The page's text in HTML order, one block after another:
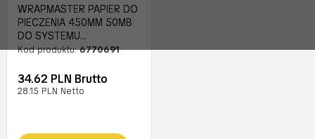
WRAPMASTER PAPIER DO
PIECZENIA 450MM 50MB
DO SYSTEMU
DOZOWANIA
Kod produktu:6770691
34.62 PLN Brutto
28.15 PLN Netto